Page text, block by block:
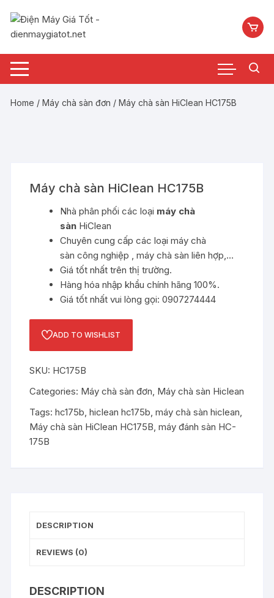
nội
Home /Máy chà sàn đơn / Máy chà sàn HiClean HC175B
Máy chà sàn HiClean HC175B
Nhà phân phối các loại máy chà
sàn HiClean
Chuyên cung cấp các loại máy chà
sàn công nghiệp , máy chà sàn liên hợp,…
Giá tốt nhất trên thị trường.
Hàng hóa nhập khẩu chính hãng 100%.
Giá tốt nhất vui lòng gọi: 0907274444
ADD TO WISHLIST
SKU: HC175B
Categories: Máy chà sàn đơn, Máy chà sàn Hiclean
Tags:hc175b,hiclean hc175b,máy chà sàn hiclean,
Máy chà sàn HiClean HC175B,máy đánh sàn HC-
175B
DESCRIPTION
REVIEWS (0)
DESCRIPTION